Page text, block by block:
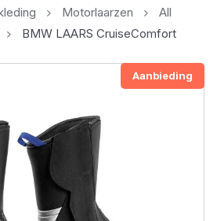
Motorlaarzen
All
BMW LAARS CruiseComfort
Aanbieding